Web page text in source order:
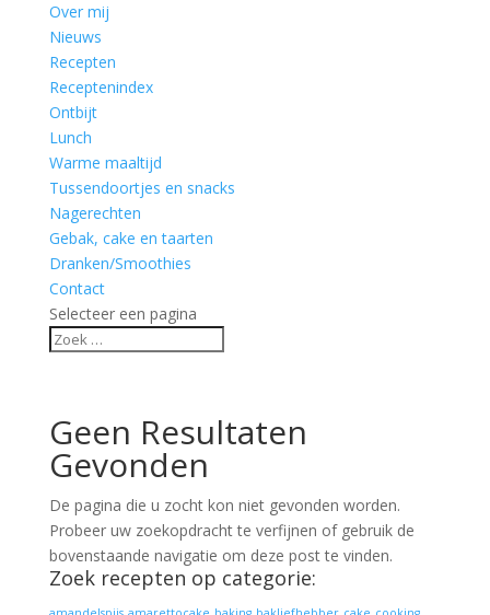
Over mij
Nieuws
Recepten
Receptenindex
Ontbijt
Lunch
Warme maaltijd
Tussendoortjes en snacks
Nagerechten
Gebak, cake en taarten
Dranken/Smoothies
Contact
Selecteer een pagina
Geen Resultaten
Gevonden
De pagina die u zocht kon niet gevonden worden.
Probeer uw zoekopdracht te verfijnen of gebruik de
bovenstaande navigatie om deze post te vinden.
Zoek recepten op categorie: